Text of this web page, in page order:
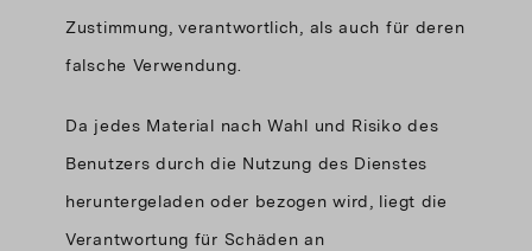
Zustimmung, verantwortlich, als auch für deren
falsche Verwendung.
Da jedes Material nach Wahl und Risiko des
Benutzers durch die Nutzung des Dienstes
heruntergeladen oder bezogen wird, liegt die
Verantwortung für Schäden an